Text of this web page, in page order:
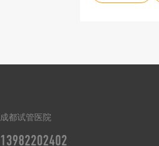
成都试管医院
13982202402